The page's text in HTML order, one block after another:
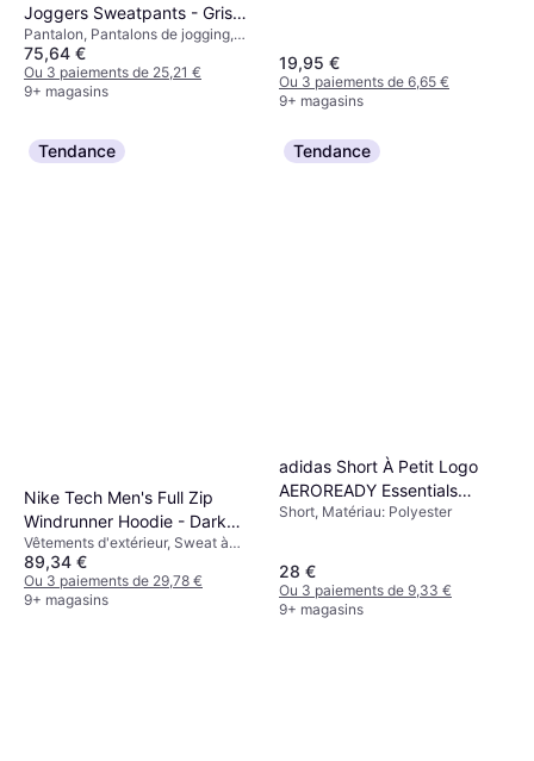
Joggers Sweatpants - Gris
Clair
Pantalon, Pantalons de jogging,
Uni, Matériau: Polyester, Coton,
Polaire, Poches
75,64 €
Ou 3 paiements de 25,21 €
9+ magasins
19,95 €
Ou 3 paiements de 6,65 €
9+ magasins
Tendance
Nike Tech Men's Full Zip
Windrunner Hoodie - Dark
Grey Heather/Black
Vêtements d'extérieur, Sweat à
capuche, Matériau: Coton, Polaire,
Polyester, Capuche, Poches
89,34 €
Ou 3 paiements de 29,78 €
9+ magasins
Tendance
adidas Short À Petit Logo
AEROREADY Essentials
Chelsea - Shadow Brown
Short, Matériau: Polyester
28 €
Ou 3 paiements de 9,33 €
9+ magasins